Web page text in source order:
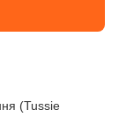
(Tussie